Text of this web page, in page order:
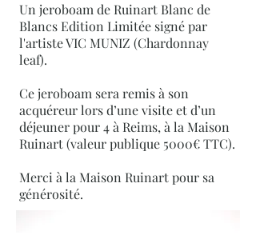
Un jeroboam de Ruinart Blanc de
Blancs Edition Limitée signé par
l'artiste VIC MUNIZ (Chardonnay
leaf).
Ce jeroboam sera remis à son
acquéreur lors d’une visite et d’un
déjeuner pour 4 à Reims, à la Maison
Ruinart (valeur publique 5000€ TTC).
Merci à la Maison Ruinart pour sa
générosité.